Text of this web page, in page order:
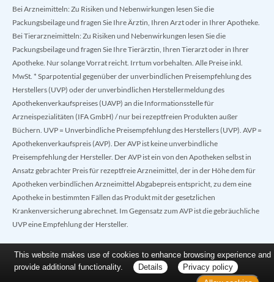
Bei Arzneimitteln: Zu Risiken und Nebenwirkungen lesen Sie die
Packungsbeilage und fragen Sie Ihre Ärztin, Ihren Arzt oder in Ihrer Apotheke.
Bei Tierarzneimitteln: Zu Risiken und Nebenwirkungen lesen Sie die
Packungsbeilage und fragen Sie Ihre Tierärztin, Ihren Tierarzt oder in Ihrer
Apotheke. Nur solange Vorrat reicht. Irrtum vorbehalten. Alle Preise inkl.
MwSt. * Sparpotential gegenüber der unverbindlichen Preisempfehlung des
Herstellers (UVP) oder der unverbindlichen Herstellermeldung des
Apothekenverkaufspreises (UAVP) an die Informationsstelle für
Arzneispezialitäten (IFA GmbH) / nur bei rezeptfreien Produkten außer
Büchern. UVP = Unverbindliche Preisempfehlung des Herstellers (UVP). AVP =
Apothekenverkaufspreis (AVP). Der AVP ist keine unverbindliche
Preisempfehlung der Hersteller. Der AVP ist ein von den Apotheken selbst in
Ansatz gebrachter Preis für rezeptfreie Arzneimittel, der in der Höhe dem für
Apotheken verbindlichen Arzneimittel Abgabepreis entspricht, zu dem eine
Apotheke in bestimmten Fällen das Produkt mit der gesetzlichen
Krankenversicherung abrechnet. Im Gegensatz zum AVP ist die gebräuchliche
UVP eine Empfehlung der Hersteller.
This website makes use of cookies to enhance browsing experience and
provide additional functionality.
Details
Privacy policy